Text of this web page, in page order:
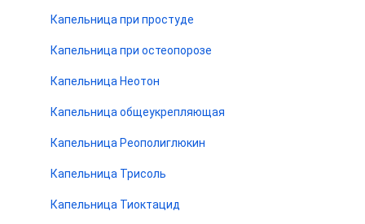
Капельница при простуде
Капельница при остеопорозе
Капельница Неотон
Капельница общеукрепляющая
Капельница Реополиглюкин
Капельница Трисоль
Капельница Тиоктацид